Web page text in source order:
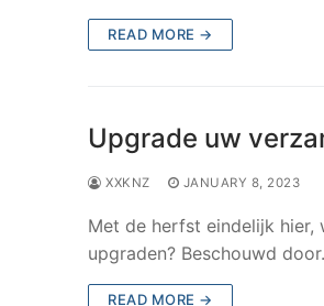
READ MORE →
Upgrade uw
XXKNZ JANUARY 8, 2023
Met de herfst eindelijk hier,
upgraden? Beschouwd
READ MORE →